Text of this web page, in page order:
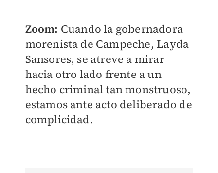
Zoom: Cuando la gobernadora
morenista de Campeche, Layda
Sansores, se atreve a mirar
hacia otro lado frente a un
hecho criminal tan monstruoso,
estamos ante acto deliberado de
complicidad.